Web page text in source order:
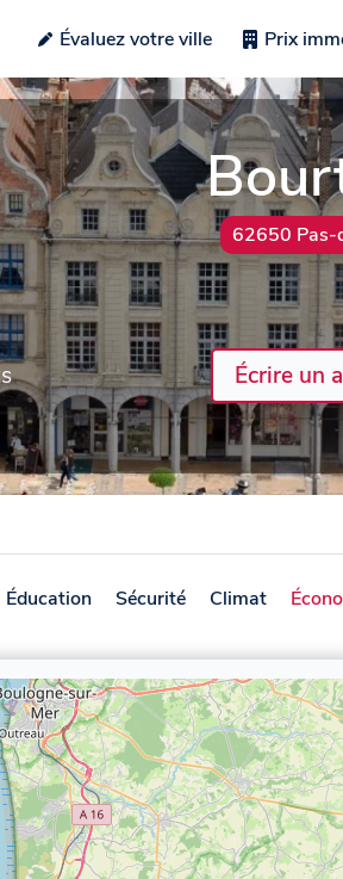
Évaluez votre ville Prix
62650 Pas-
Écrire un
Éducation Sécurité Climat